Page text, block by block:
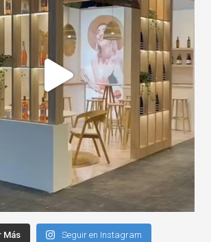
Más Seguir en Instagram